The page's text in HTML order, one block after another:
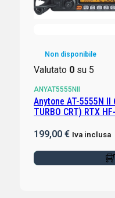
Non disponibile
Valutato 0su 5
ANYAT5555NII
Anytone AT-5555N II 60W SSB
TURBO CRT) RTX
199,00 € Iva inclusa